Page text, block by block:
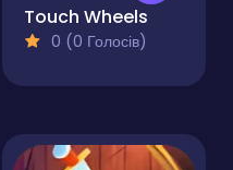
Touch Wheels
0 (0 Голосів)